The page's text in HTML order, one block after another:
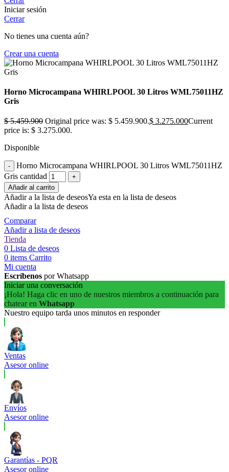
Iniciar sesión
Cerrar
No tienes una cuenta aún?
Crear una cuenta
Horno Microcampana WHIRLPOOL 30 Litros WML75011HZ
Gris
$5.459.900 Original price was: $ 5.459.900.$ 3.275.000Current
price is: $ 3.275.000.
Disponible
Horno Microcampana WHIRLPOOL 30 Litros WML75011HZ
Gris cantidad
Añadir al carrito
Añadir a la lista de deseosYa esta en la lista de deseos
Añadir a la lista de deseos
Comparar
Añadir a lista de deseos
Tienda
0 Lista de deseos
0 items Carrito
Mi cuenta
Escríbenos por Whatsapp
Iniciar una conversación
¡Hola! Haga clic en uno de nuestros miembros a continuación para
chatear en Whatsapp
Nuestro equipo tarda unos minutos en responder
Ventas
Asesor online
Envíos
Asesor online
Garantías - PQR
Asesor online